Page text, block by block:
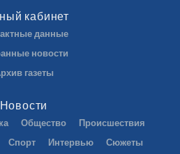
кабинет
данные
новости
газеты
Новости
Общество
Происшествия
Спорт Интервью
Сюжеты